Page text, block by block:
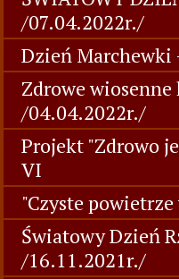
/07.04.2022r./
Dzień
Zdrowe
/04.04.2022r./
Projekt "Zdrowo
VI
"Czyste powietrze
Światowy Dzień
/16.11.2021r./